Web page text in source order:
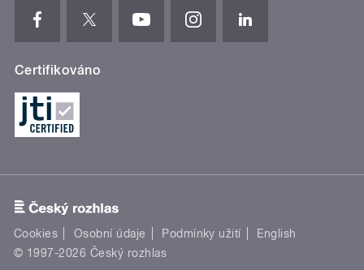
Certifikováno
Cookies Osobní údaje Podmínky užití
English
© 1997-2026 Český rozhlas